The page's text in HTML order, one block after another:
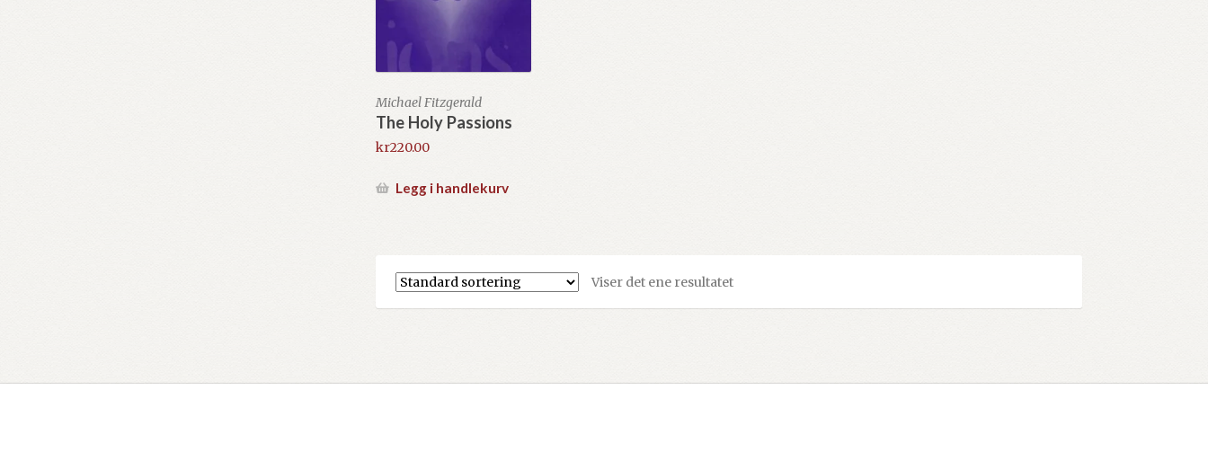
Michael Fitzgerald
The Holy Passions
kr220.00
Legg i handlekurv
Viser det ene resultatet